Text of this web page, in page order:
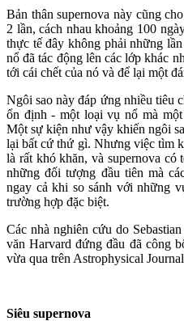
Bản thân supernova này cũng
2 lần, cách nhau khoảng 100
thực tế đây không phải những
nổ đã tác động lên các lớp khác
tới cái chết của nó và để lại một
Ngôi sao này đáp ứng nhiều tiêu
ổn định - một loại vụ nổ mà
Một sự kiện như vậy khiến ngôi
lại bất cứ thứ gì. Nhưng việc tìm
là rất khó khăn, và supernova có
những đối tượng đầu tiên mà
ngay cả khi so sánh với những
trường hợp đặc biệt.
Các nhà nghiên cứu do
văn Harvard đứng đầu đã công
vừa qua trên Astrophysical
Siêu supernova